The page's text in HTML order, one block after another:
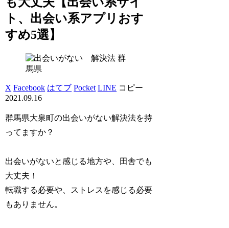
ト、出会い系アプリおす
すめ5選】
群
馬県
X Facebook はてブ Pocket LINE コピー
2021.09.16
群馬県大泉町の出会いがない解決法を持
ってますか？
出会いがないと感じる地方や、田舎でも
大丈夫！
転職する必要や、ストレスを感じる必要
もありません。